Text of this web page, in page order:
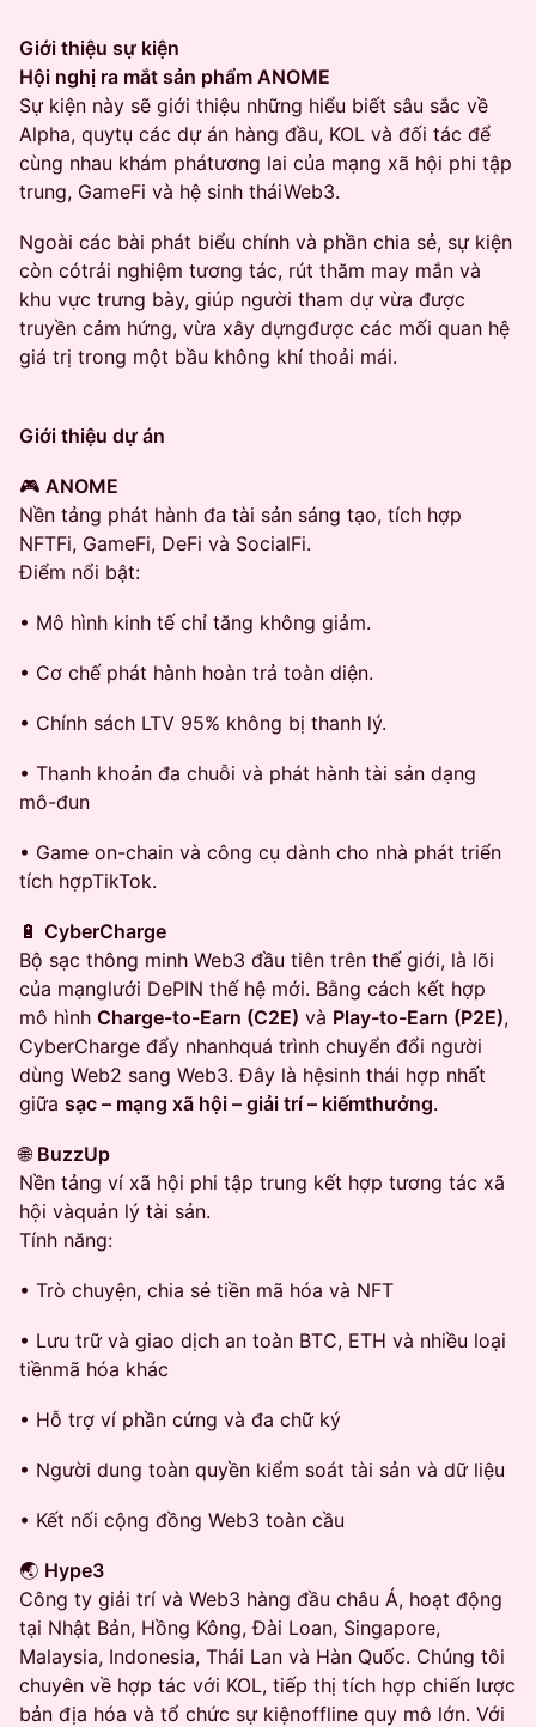
Giới thiệu sự kiện
Hội nghị ra mắt sản phẩm ANOME
Sự kiện này sẽ giới thiệu những hiểu biết sâu sắc về
Alpha, quytụ các dự án hàng đầu, KOL và đối tác để
cùng nhau khám phátương lai của mạng xã hội phi tập
trung, GameFi và hệ sinh tháiWeb3.
Ngoài các bài phát biểu chính và phần chia sẻ, sự kiện
còn cótrải nghiệm tương tác, rút thăm may mắn và
khu vực trưng bày, giúp người tham dự vừa được
truyền cảm hứng, vừa xây dựngđược các mối quan hệ
giá trị trong một bầu không khí thoải mái.
Giới thiệu dự án
🎮 ANOME
Nền tảng phát hành đa tài sản sáng tạo, tích hợp
NFTFi, GameFi, DeFi và SocialFi.
Điểm nổi bật:
• Mô hình kinh tế chỉ tăng không giảm.
• Cơ chế phát hành hoàn trả toàn diện.
• Chính sách LTV 95% không bị thanh lý.
• Thanh khoản đa chuỗi và phát hành tài sản dạng
mô-đun
• Game on-chain và công cụ dành cho nhà phát triển
tích hợpTikTok.
🔋 CyberCharge
Bộ sạc thông minh Web3 đầu tiên trên thế giới, là lõi
của mạnglưới DePIN thế hệ mới. Bằng cách kết hợp
mô hình Charge-to-Earn (C2E) và Play-to-Earn (P2E),
CyberCharge đẩy nhanhquá trình chuyển đổi người
dùng Web2 sang Web3. Đây là hệsinh thái hợp nhất
giữa sạc – mạng xã hội – giải trí – kiếmthưởng.
🌐 BuzzUp
Nền tảng ví xã hội phi tập trung kết hợp tương tác xã
hội vàquản lý tài sản.
Tính năng:
• Trò chuyện, chia sẻ tiền mã hóa và NFT
• Lưu trữ và giao dịch an toàn BTC, ETH và nhiều loại
tiềnmã hóa khác
• Hỗ trợ ví phần cứng và đa chữ ký
• Người dung toàn quyền kiểm soát tài sản và dữ liệu
• Kết nối cộng đồng Web3 toàn cầu
🌏 Hype3
Công ty giải trí và Web3 hàng đầu châu Á, hoạt động
tại Nhật Bản, Hồng Kông, Đài Loan, Singapore,
Malaysia, Indonesia, Thái Lan và Hàn Quốc. Chúng tôi
chuyên về hợp tác với KOL, tiếp thị tích hợp chiến lược
bản địa hóa và tổ chức sự kiệnoffline quy mô lớn. Với